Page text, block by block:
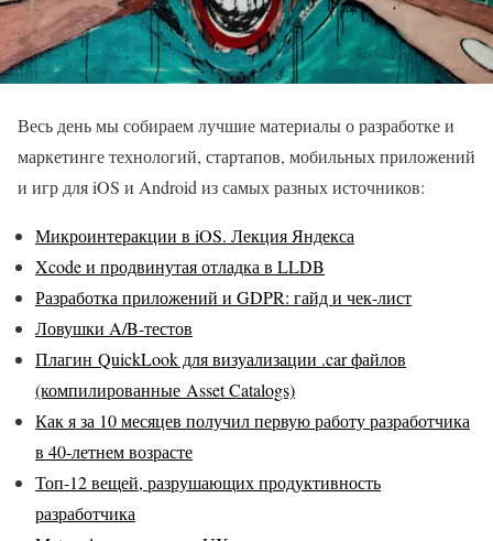
Весь день мы собираем лучшие материалы о разработке и
маркетинге технологий, стартапов, мобильных приложений
и игр для iOS и Android из самых разных источников:
Микроинтеракции в iOS. Лекция Яндекса
Xcode и продвинутая отладка в LLDB
Разработка приложений и GDPR: гайд и чек-лист
Ловушки A/B-тестов
Плагин QuickLook для визуализации .car файлов
(компилированные Asset Catalogs)
Как я за 10 месяцев получил первую работу разработчика
в 40-летнем возрасте
Топ-12 вещей, разрушающих продуктивность
разработчика